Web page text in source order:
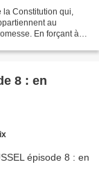
au
En forçant à
8 : en